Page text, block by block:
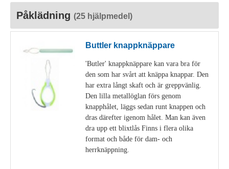
Påklädning (25 hjälpmedel)
Buttler knappknäppare
'Butler' knappknäppare kan vara bra för
den som har svårt att knäppa knappar. Den
har extra långt skaft och är greppvänlig.
Den lilla metallöglan förs genom
knapphålet, läggs sedan runt knappen och
dras därefter igenom hålet. Man kan även
dra upp ett blixtlås Finns i flera olika
format och både för dam- och
herrknäppning.